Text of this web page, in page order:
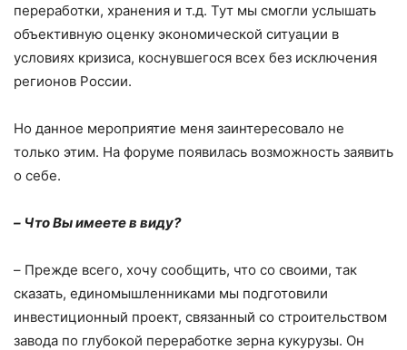
переработки, хранения и т.д. Тут мы смогли услышать
объективную оценку экономической ситуации в
условиях кризиса, коснувшегося всех без исключения
регионов России.
Но данное мероприятие меня заинтересовало не
только этим. На форуме появилась возможность заявить
о себе.
– Что Вы имеете в виду?
– Прежде всего, хочу сообщить, что со своими, так
сказать, единомышленниками мы подготовили
инвестиционный проект, связанный со строительством
завода по глубокой переработке зерна кукурузы. Он